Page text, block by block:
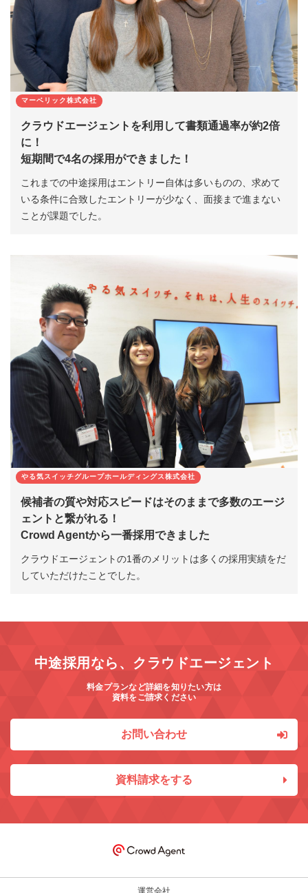
マーベリック株式会社
クラウドエージェントを利用して書類通過率が約2倍
に！
短期間で4名の採用ができました！
これまでの中途採用はエントリー自体は多いものの、求めて
いる条件に合致したエントリーが少なく、面接まで進まない
ことが課題でした。
やる気スイッチグループホールディングス株式会社
候補者の質や対応スピードはそのままで多数のエージ
ェントと繋がれる！
Crowd Agentから一番採用できました
クラウドエージェントの1番のメリットは多くの採用実績をだ
していただけたことでした。
中途採用なら、クラウドエージェント
料金プランなど詳細を知りたい方は
資料をご請求ください
お問い合わせ
資料請求をする
運営会社